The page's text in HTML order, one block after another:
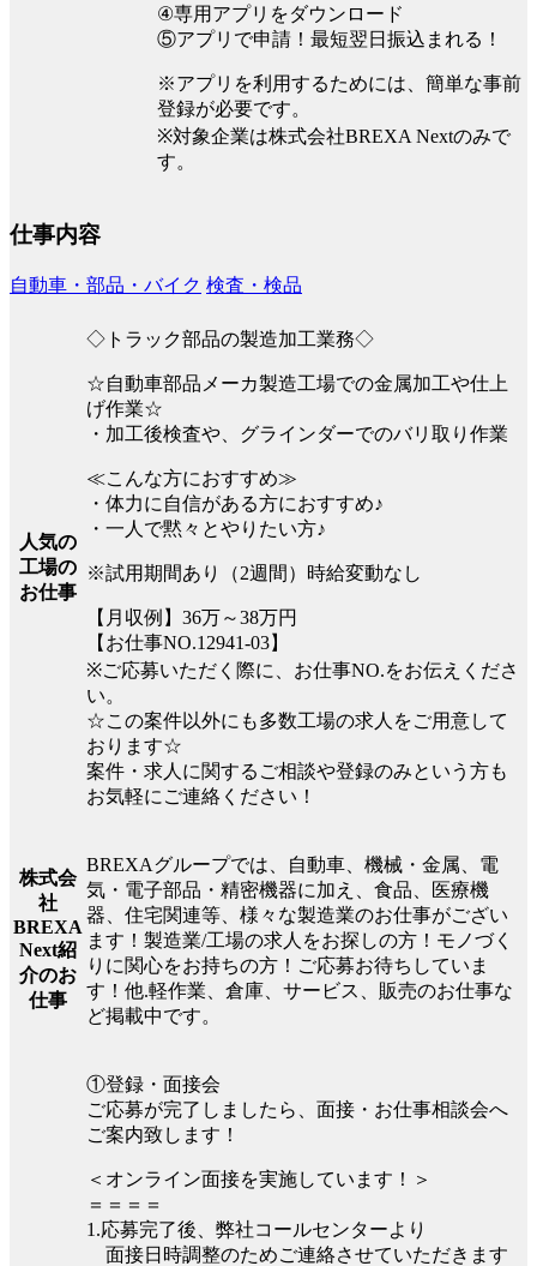
④専用アプリをダウンロード
⑤アプリで申請！最短翌日振込まれる！
※アプリを利用するためには、簡単な事前
登録が必要です。
※対象企業は株式会社BREXA Nextのみで
す。
仕事内容
自動車・部品・バイク 検査・検品
人気の
工場の
お仕事
◇トラック部品の製造加工業務◇
☆自動車部品メーカ製造工場での金属加工や仕上
げ作業☆
・加工後検査や、グラインダーでのバリ取り作業
≪こんな方におすすめ≫
・体力に自信がある方におすすめ♪
・一人で黙々とやりたい方♪
※試用期間あり（2週間）時給変動なし
【月収例】36万～38万円
【お仕事NO.12941-03】
※ご応募いただく際に、お仕事NO.をお伝えくださ
い。
☆この案件以外にも多数工場の求人をご用意して
おります☆
案件・求人に関するご相談や登録のみという方も
お気軽にご連絡ください！
株式会
社
BREXA
Next紹
介のお
仕事
BREXAグループでは、自動車、機械・金属、電
気・電子部品・精密機器に加え、食品、医療機
器、住宅関連等、様々な製造業のお仕事がござい
ます！製造業/工場の求人をお探しの方！モノづく
りに関心をお持ちの方！ご応募お待ちしていま
す！他.軽作業、倉庫、サービス、販売のお仕事な
ど掲載中です。
①登録・面接会
ご応募が完了しましたら、面接・お仕事相談会へ
ご案内致します！
＜オンライン面接を実施しています！＞
＝＝＝＝
1.応募完了後、弊社コールセンターより
面接日時調整のためご連絡させていただきます